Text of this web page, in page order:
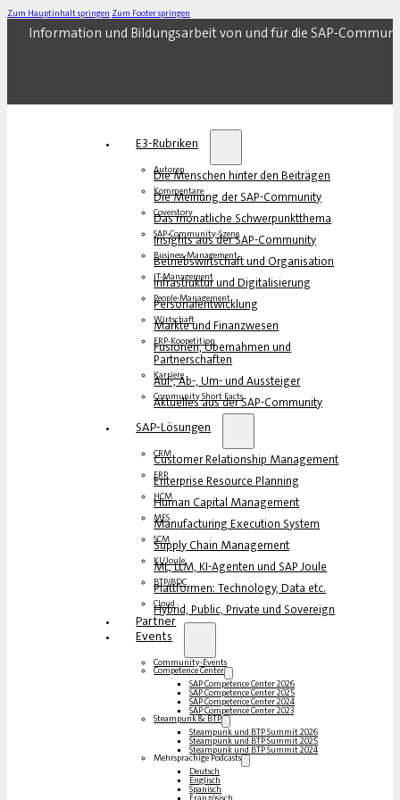
Zum Hauptinhalt springen Zum Footer springen
Information und Bildungsarbeit von und für die SAP-
E3-Rubriken
Autoren
Die Menschen hinter den Beiträgen
Kommentare
Die Meinung der SAP-Community
Coverstory
Das monatliche Schwerpunktthema
SAP-Community-Szene
Insights aus der SAP-Community
Business-Management
Betriebswirtschaft und Organisation
IT-Management
Infrastruktur und Digitalisierung
People-Management
Personalentwicklung
Wirtschaft
Märkte und Finanzwesen
ERP-Koopetition
Fusionen, Übernahmen und
Partnerschaften
Karriere
Auf-, Ab-, Um- und Aussteiger
Community Short Facts
Aktuelles aus der SAP-Community
SAP-Lösungen
CRM
Customer Relationship Management
ERP
Enterprise Resource Planning
HCM
Human Capital Management
MES
Manufacturing Execution System
SCM
Supply Chain Management
KI/Joule
ML, LLM, KI-Agenten und SAP Joule
BTP/BDC
Plattformen: Technology, Data etc.
Cloud
Hybrid, Public, Private und Sovereign
Partner
Events
Community-Events
Competence Center
SAP Competence Center 2026
SAP Competence Center 2025
SAP Competence Center 2024
SAP Competence Center 2023
Steampunk & BTP
Steampunk und BTP Summit 2026
Steampunk und BTP Summit 2025
Steampunk und BTP Summit 2024
Mehrsprachige Podcasts
Deutsch
Englisch
Spanisch